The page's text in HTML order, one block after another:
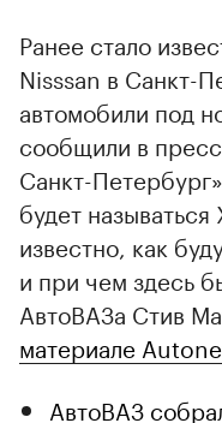
Ранее стало
Nisssan в Санкт-
автомобили под
сообщили в
Санкт-
будет
известно, как
и при чем здесь
АвтоВАЗа Стив
материале
АвтоВАЗ